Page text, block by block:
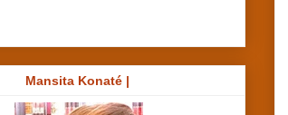
Mansita Konaté |